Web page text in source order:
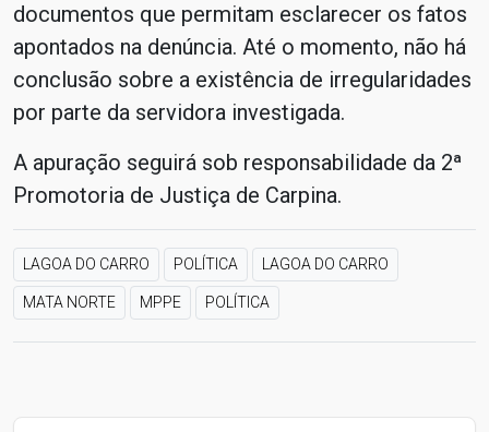
documentos que permitam esclarecer os fatos
apontados na denúncia. Até o momento, não há
conclusão sobre a existência de irregularidades
por parte da servidora investigada.
A apuração seguirá sob responsabilidade da 2ª
Promotoria de Justiça de Carpina.
LAGOA DO CARRO POLÍTICA LAGOA DO CARRO
MATA NORTE MPPE POLÍTICA